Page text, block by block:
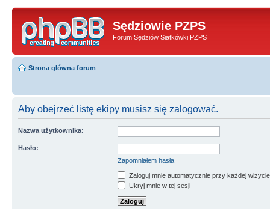
Sędziowie PZPS
Forum Sędziów Siatkówki PZPS
Strona główna forum
Aby obejrzeć listę ekipy musisz się zalogować.
Nazwa użytkownika:
Hasło:
Zapomniałem hasła
Zaloguj mnie automatycznie przy każdej wizycie
Ukryj mnie w tej sesji